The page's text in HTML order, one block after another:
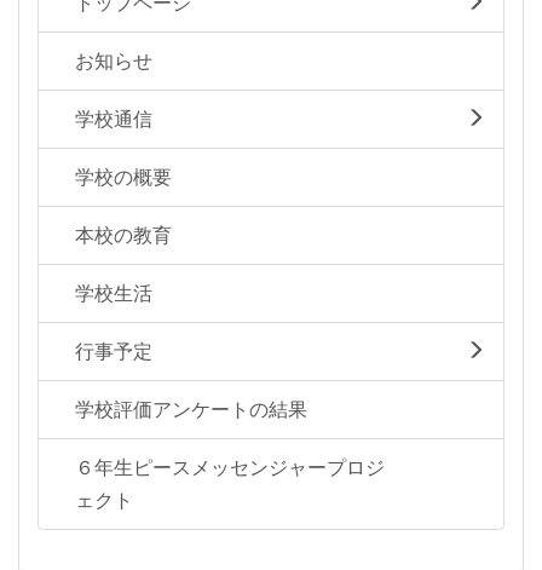
お知らせ
学校通信
学校の概要
本校の教育
学校生活
行事予定
学校評価アンケートの結果
６年生ピースメッセンジャープロジ
ェクト